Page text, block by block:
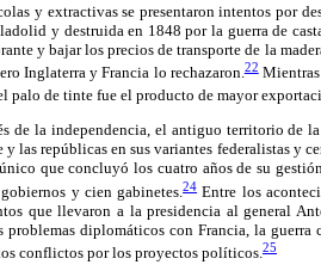
y extractivas se presentaron intentos por
y destruida en 1848 por la guerra de
y bajar los precios de transporte de la
Inglaterra y Francia lo rechazaron.22Mientras
palo de tinte fue el producto de mayor
de la independencia, el antiguo territorio de
las repúblicas en sus variantes federalistas y
que concluyó los cuatro años de su
y cien gabinetes.24Entre los
que llevaron a la presidencia al general
problemas diplomáticos con Francia, la
conflictos por los proyectos políticos.25